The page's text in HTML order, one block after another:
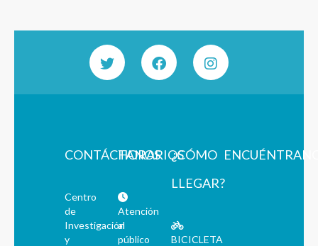
CONTÁCTANOS
Centro
de
Investigación
y
HORARIOS
Atención
al
público
¿CÓMO
LLEGAR?
BICICLETA